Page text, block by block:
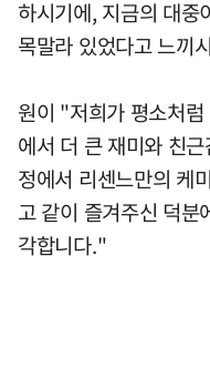
하시기에, 지금의 대
목말라 있었다고 느끼
원이 "저희가 평소처
에서 더 큰 재미와 친
정에서 리센느만의 케
고 같이 즐겨주신 덕분
각합니다."